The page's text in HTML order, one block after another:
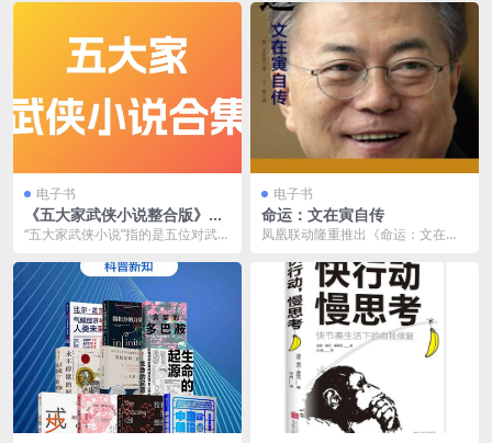
电子书
《五大家武侠小说整合版》古
龙 黄易 金庸 梁羽生 温瑞安[t
“五大家武侠小说”指的是五位对武侠
庸、古龙、梁羽生...
电子书
命运：文在寅自传
凤凰联动隆重推出《命运：文在寅
韩国现任总统文在寅的...